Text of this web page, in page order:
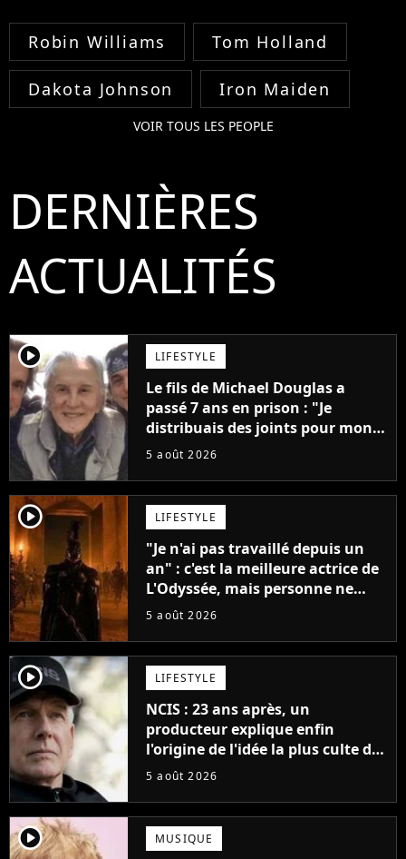
Robin Williams Tom Holland
Dakota Johnson Iron Maiden
VOIR TOUS LES PEOPLE
DERNIÈRES
ACTUALITÉS
player2 LIFESTYLE
Le fils de Michael Douglas a
passé 7 ans en prison : "Je
distribuais des joints pour mon
père"
5 août 2026
player2 LIFESTYLE
"Je n'ai pas travaillé depuis un
an" : c'est la meilleure actrice de
L'Odyssée, mais personne ne
veut lui donner de rôle au
5 août 2026
player2 LIFESTYLE
NCIS : 23 ans après, un
producteur explique enfin
l'origine de l'idée la plus culte de
la série (et on ne parle pas du
5 août 2026
player2 MUSIQUE